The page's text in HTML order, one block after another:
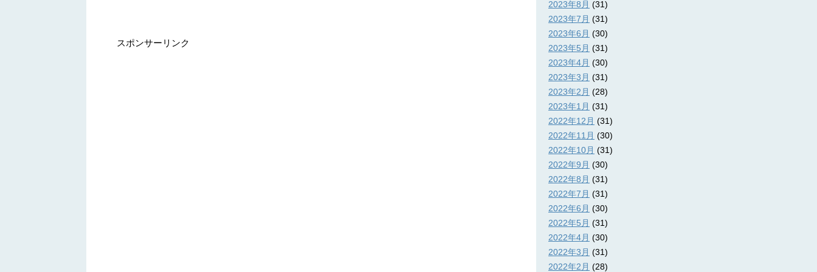
スポンサーリンク
2023年8月 (31)
2023年7月 (31)
2023年6月 (30)
2023年5月 (31)
2023年4月 (30)
2023年3月 (31)
2023年2月 (28)
2023年1月 (31)
2022年12月 (31)
2022年11月 (30)
2022年10月 (31)
2022年9月 (30)
2022年8月 (31)
2022年7月 (31)
2022年6月 (30)
2022年5月 (31)
2022年4月 (30)
2022年3月 (31)
2022年2月 (28)